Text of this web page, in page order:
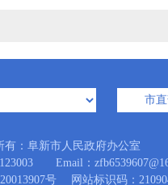
：阜新市人民政府办公室
Email：
号 网站标识码：